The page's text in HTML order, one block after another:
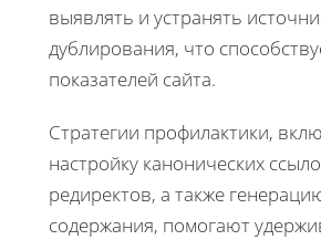
выявлять и устранять
дублирования, что
показателей сайта.
Стратегии профилактики,
настройку канонических
редиректов, а также
содержания, помогают